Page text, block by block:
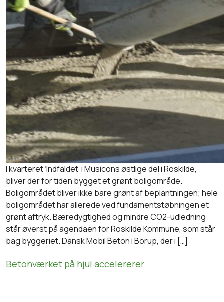
I kvarteret ‘Indfaldet’ i Musicons østlige del i Roskilde,
bliver der for tiden bygget et grønt boligområde.
Boligområdet bliver ikke bare grønt af beplantningen; hele
boligområdet har allerede ved fundamentstøbningen et
grønt aftryk. Bæredygtighed og mindre CO2-udledning
står øverst på agendaen for Roskilde Kommune, som står
bag byggeriet. Dansk Mobil Beton i Borup, der i […]
Betonværket på hjul accelererer